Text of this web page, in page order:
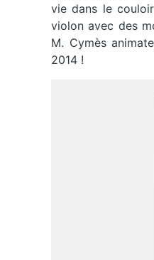
vie dans le
violon avec des
M. Cymès
2014 !